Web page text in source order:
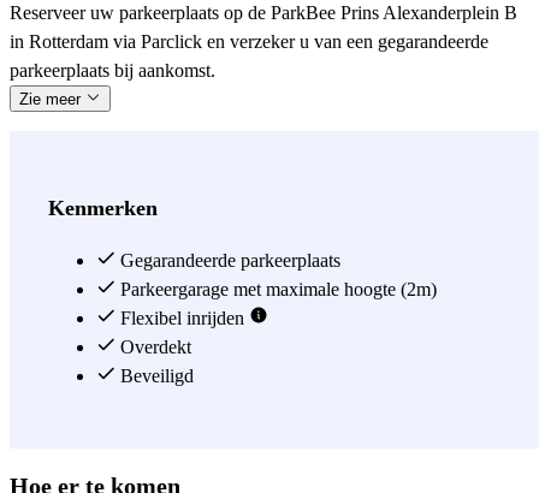
Reserveer uw parkeerplaats op de ParkBee Prins Alexanderplein B
in Rotterdam via Parclick en verzeker u van een gegarandeerde
parkeerplaats bij aankomst.
Zie meer
Kenmerken
Gegarandeerde parkeerplaats
Parkeergarage met maximale hoogte (2m)
Flexibel inrijden
Overdekt
Beveiligd
Hoe er te komen